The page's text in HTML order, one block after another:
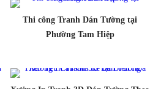
Thi công Tranh Dán Tường tại
Phường Tam Hiệp